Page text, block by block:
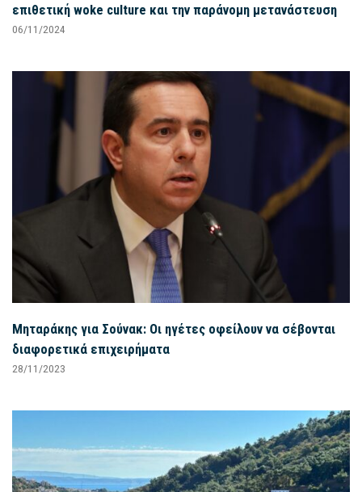
επιθετική woke culture και την παράνομη μετανάστευση
06/11/2024
Μηταράκης για Σούνακ: Οι ηγέτες οφείλουν να σέβονται
διαφορετικά επιχειρήματα
28/11/2023